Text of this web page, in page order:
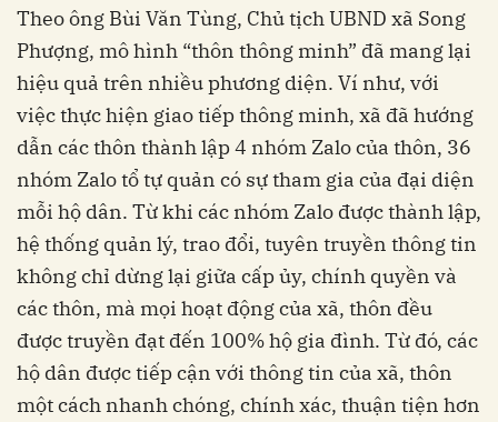
Theo ông Bùi Văn Tùng, Chủ tịch UBND xã Song
Phượng, mô hình “thôn thông minh” đã mang lại
hiệu quả trên nhiều phương diện. Ví như, với
việc thực hiện giao tiếp thông minh, xã đã hướng
dẫn các thôn thành lập 4 nhóm Zalo của thôn, 36
nhóm Zalo tổ tự quản có sự tham gia của đại diện
mỗi hộ dân. Từ khi các nhóm Zalo được thành lập,
hệ thống quản lý, trao đổi, tuyên truyền thông tin
không chỉ dừng lại giữa cấp ủy, chính quyền và
các thôn, mà mọi hoạt động của xã, thôn đều
được truyền đạt đến 100% hộ gia đình. Từ đó, các
hộ dân được tiếp cận với thông tin của xã, thôn
một cách nhanh chóng, chính xác, thuận tiện hơn